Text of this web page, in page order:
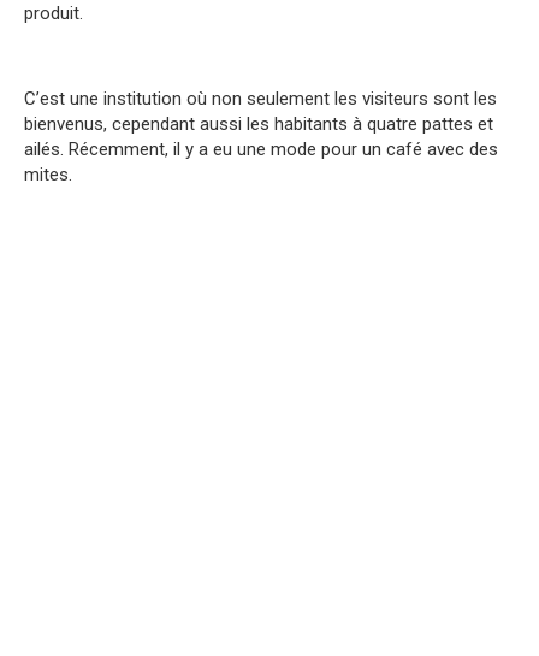
produit.
C’est une institution où non seulement les visiteurs sont les
bienvenus, cependant aussi les habitants à quatre pattes et
ailés. Récemment, il y a eu une mode pour un café avec des
mites.